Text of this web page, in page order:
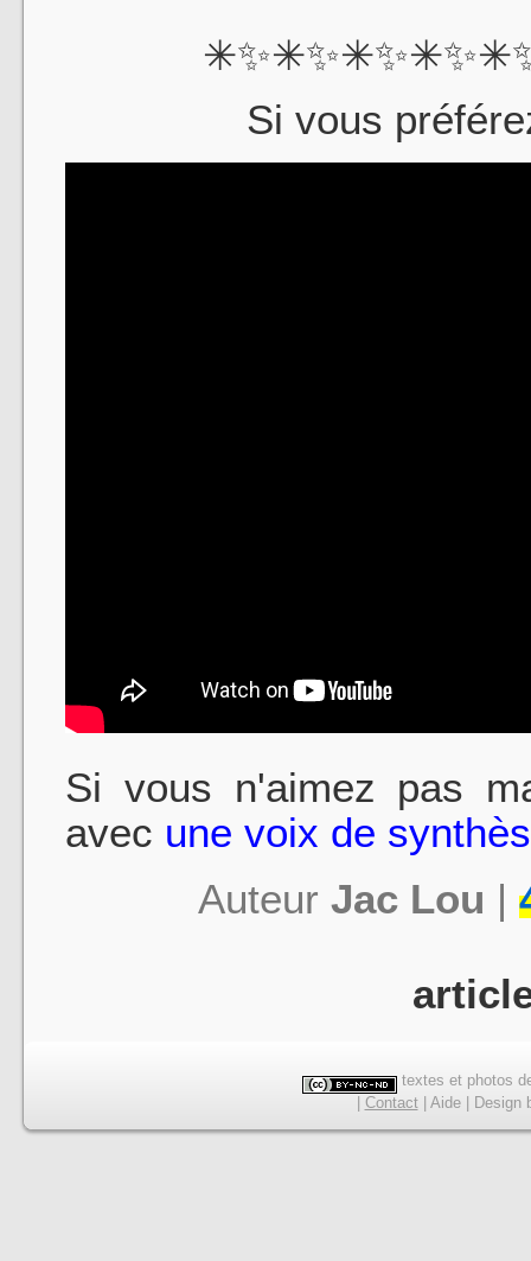
Si vous
Si vous n'aimez pas
avec une voix de
AuteurJac Lou |
textes et photos
Contact| Aide| Design